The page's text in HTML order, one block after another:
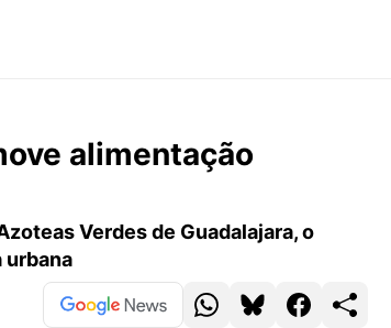
alimentação
Verdes de Guadalajara, o
urbana